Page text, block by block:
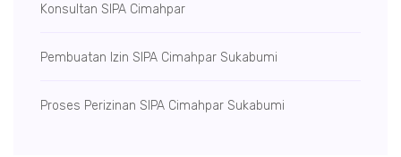
Konsultan SIPA Cimahpar
Pembuatan Izin SIPA Cimahpar Sukabumi
Proses Perizinan SIPA Cimahpar Sukabumi